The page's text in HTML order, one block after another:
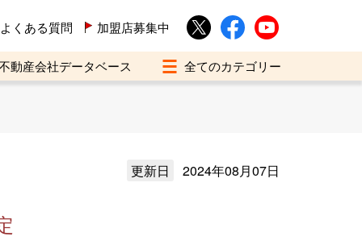
よくある質問 加盟店募集中
動産会社データベース
更新日 2024年08月07日